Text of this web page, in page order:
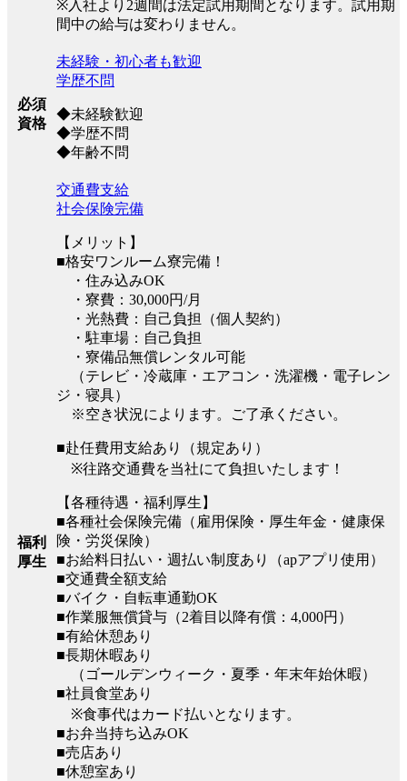
※入社より2週間は法定試用期間となります。試用期
間中の給与は変わりません。
必須
資格
未経験・初心者も歓迎
学歴不問
◆未経験歓迎
◆学歴不問
◆年齢不問
福利
厚生
交通費支給
社会保険完備
【メリット】
■格安ワンルーム寮完備！
・住み込みOK
・寮費：30,000円/月
・光熱費：自己負担（個人契約）
・駐車場：自己負担
・寮備品無償レンタル可能
（テレビ・冷蔵庫・エアコン・洗濯機・電子レン
ジ・寝具）
※空き状況によります。ご了承ください。
■赴任費用支給あり（規定あり）
※往路交通費を当社にて負担いたします！
【各種待遇・福利厚生】
■各種社会保険完備（雇用保険・厚生年金・健康保
険・労災保険）
■お給料日払い・週払い制度あり（apアプリ使用）
■交通費全額支給
■バイク・自転車通勤OK
■作業服無償貸与（2着目以降有償：4,000円）
■有給休憩あり
■長期休暇あり
（ゴールデンウィーク・夏季・年末年始休暇）
■社員食堂あり
※食事代はカード払いとなります。
■お弁当持ち込みOK
■売店あり
■休憩室あり